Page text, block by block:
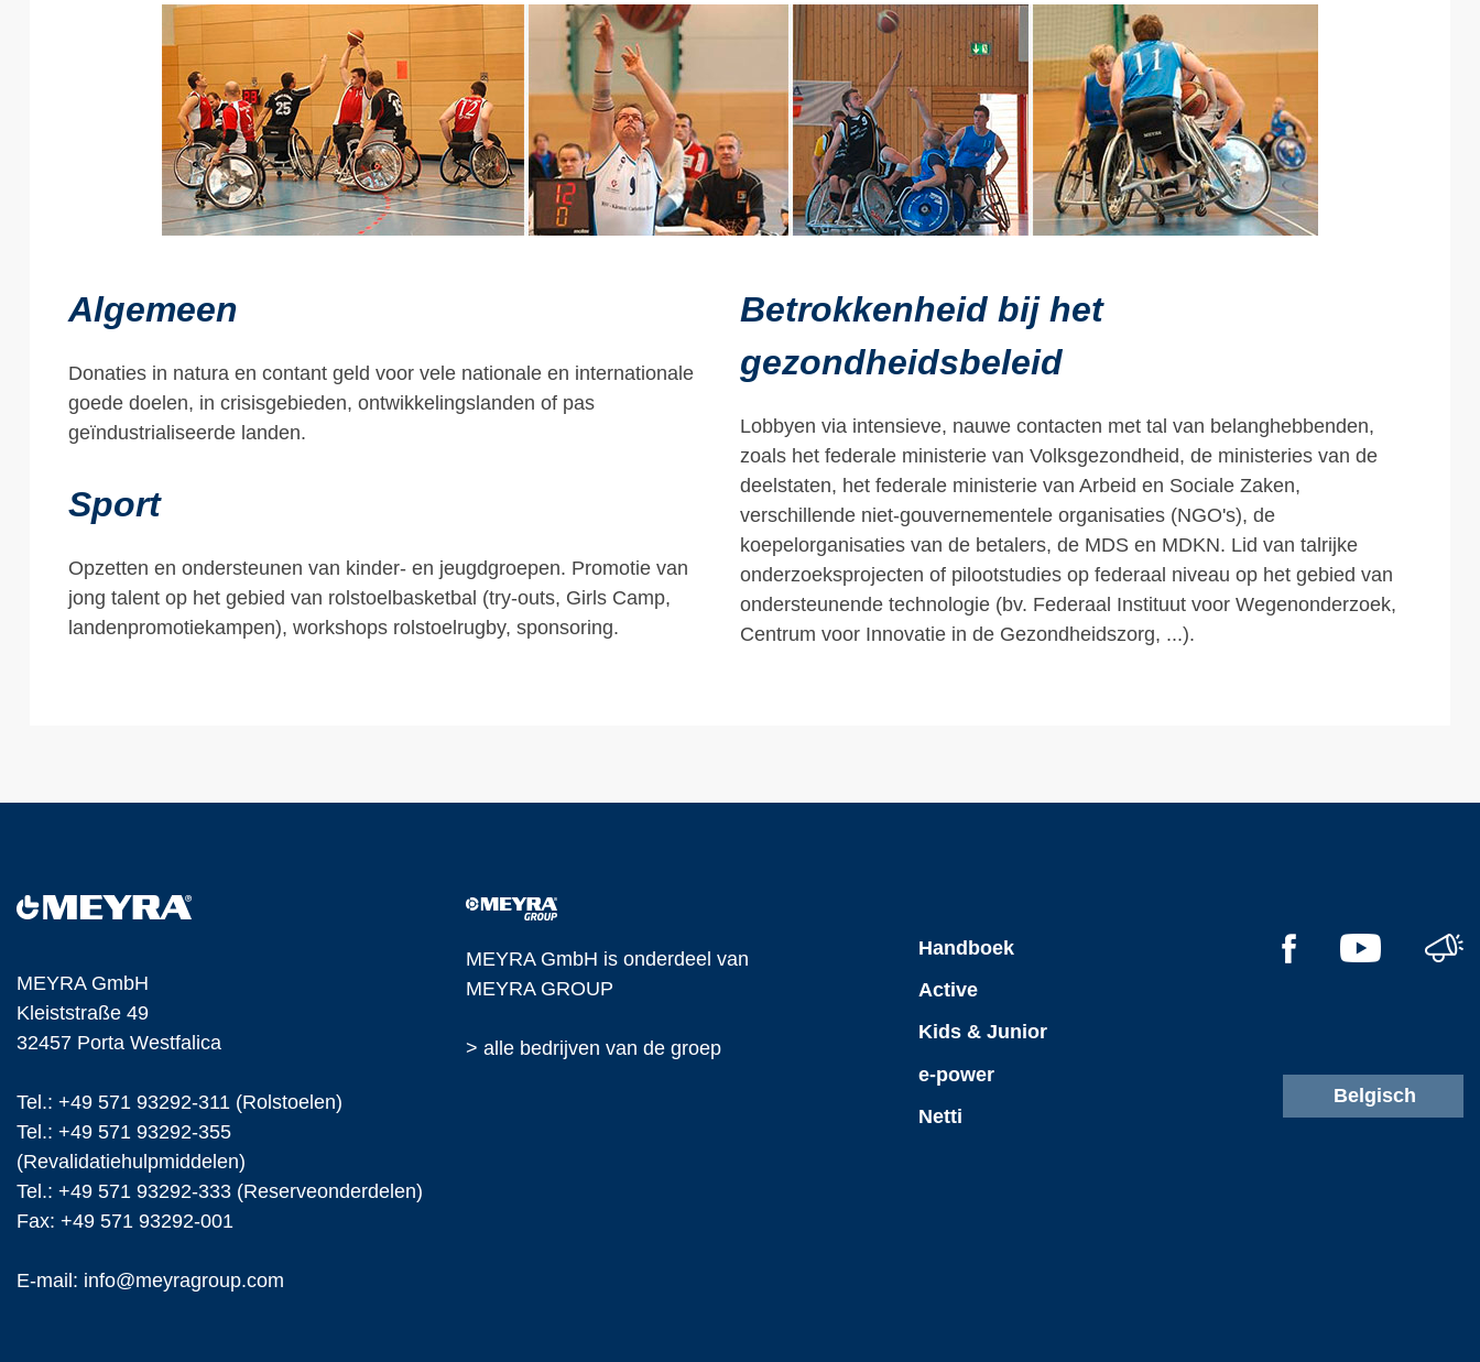
Algemeen
Donaties in natura en contant geld voor vele nationale en internationale
goede doelen, in crisisgebieden, ontwikkelingslanden of pas
geïndustrialiseerde landen.
Sport
Opzetten en ondersteunen van kinder- en jeugdgroepen. Promotie van
jong talent op het gebied van rolstoelbasketbal (try-outs, Girls Camp,
landenpromotiekampen), workshops rolstoelrugby, sponsoring.
Betrokkenheid bij het
gezondheidsbeleid
Lobbyen via intensieve, nauwe contacten met tal van belanghebbenden,
zoals het federale ministerie van Volksgezondheid, de ministeries van de
deelstaten, het federale ministerie van Arbeid en Sociale Zaken,
verschillende niet-gouvernementele organisaties (NGO's), de
koepelorganisaties van de betalers, de MDS en MDKN. Lid van talrijke
onderzoeksprojecten of pilootstudies op federaal niveau op het gebied van
ondersteunende technologie (bv. Federaal Instituut voor Wegenonderzoek,
Centrum voor Innovatie in de Gezondheidszorg, ...).
MEYRA GmbH
Kleiststraße 49
32457 Porta Westfalica
Tel.: +49 571 93292-311 (Rolstoelen)
Tel.: +49 571 93292-355
(Revalidatiehulpmiddelen)
Tel.: +49 571 93292-333 (Reserveonderdelen)
Fax: +49 571 93292-001
E-mail: info@meyragroup.com
MEYRA GmbH is onderdeel van
MEYRA GROUP
> alle bedrijven van de groep
Handboek
Active
Kids & Junior
e-power
Netti
Belgisch